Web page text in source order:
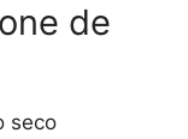
de
seco